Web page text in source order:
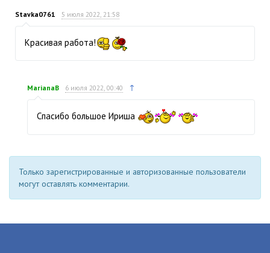
Stavka0761 5 июля 2022, 21:58
Красивая работа!
MarianaB 6 июля 2022, 00:40 ↑
Спасибо большое Ириша
Только зарегистрированные и авторизованные пользователи
могут оставлять комментарии.